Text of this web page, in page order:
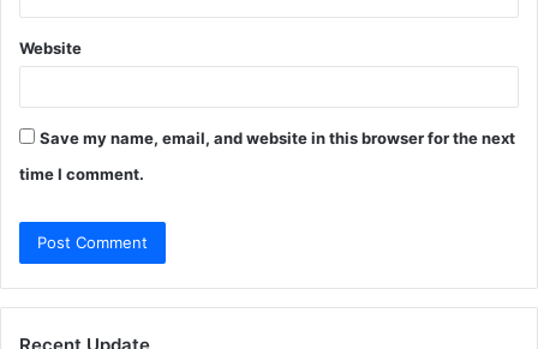
Website
Save my name, email, and website in this browser for the next
time I comment.